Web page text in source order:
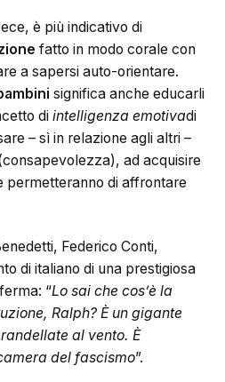
è più indicativo di
fatto in modo corale con
a sapersi auto-orientare.
significa anche educarli
di intelligenza emotivadi
– sì in relazione agli altri –
ad acquisire
permetteranno di affrontare
Federico Conti,
di italiano di una prestigiosa
“Lo sai che cos’è la
Ralph? È un gigante
al vento. È
del fascismo”.